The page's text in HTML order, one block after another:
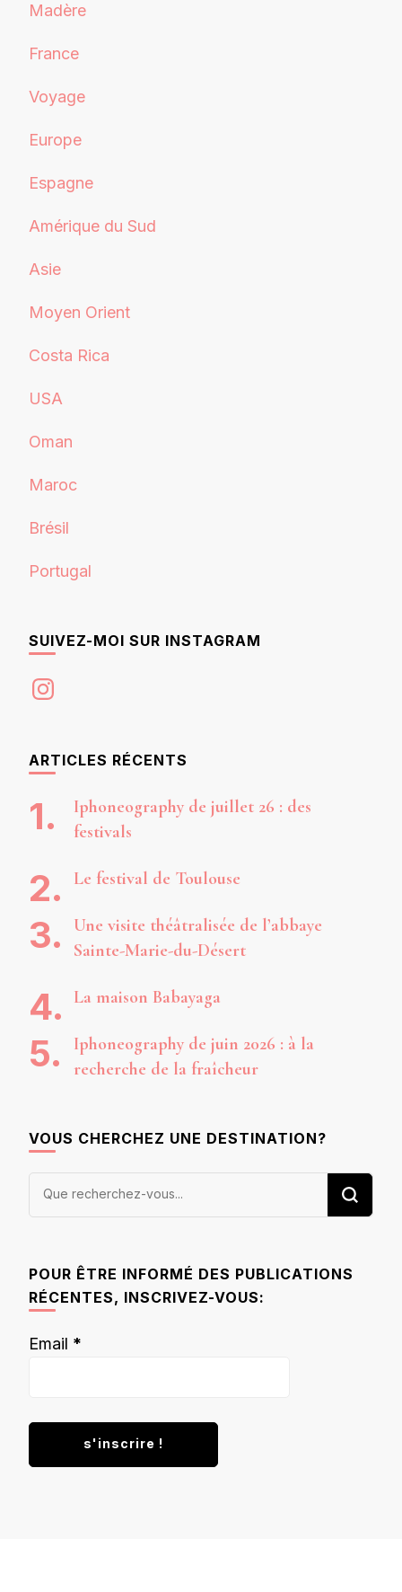
Madère
France
Voyage
Europe
Espagne
Amérique du Sud
Asie
Moyen Orient
Costa Rica
USA
Oman
Maroc
Brésil
Portugal
SUIVEZ-MOI SUR INSTAGRAM
Instagram
ARTICLES RÉCENTS
Iphoneography de juillet 26 : des
festivals
Le festival de Toulouse
Une visite théâtralisée de l’abbaye
Sainte-Marie-du-Désert
La maison Babayaga
Iphoneography de juin 2026 : à la
recherche de la fraîcheur
VOUS CHERCHEZ UNE DESTINATION?
Vous
POUR ÊTRE INFORMÉ DES PUBLICATIONS
RÉCENTES, INSCRIVEZ-VOUS:
Email *